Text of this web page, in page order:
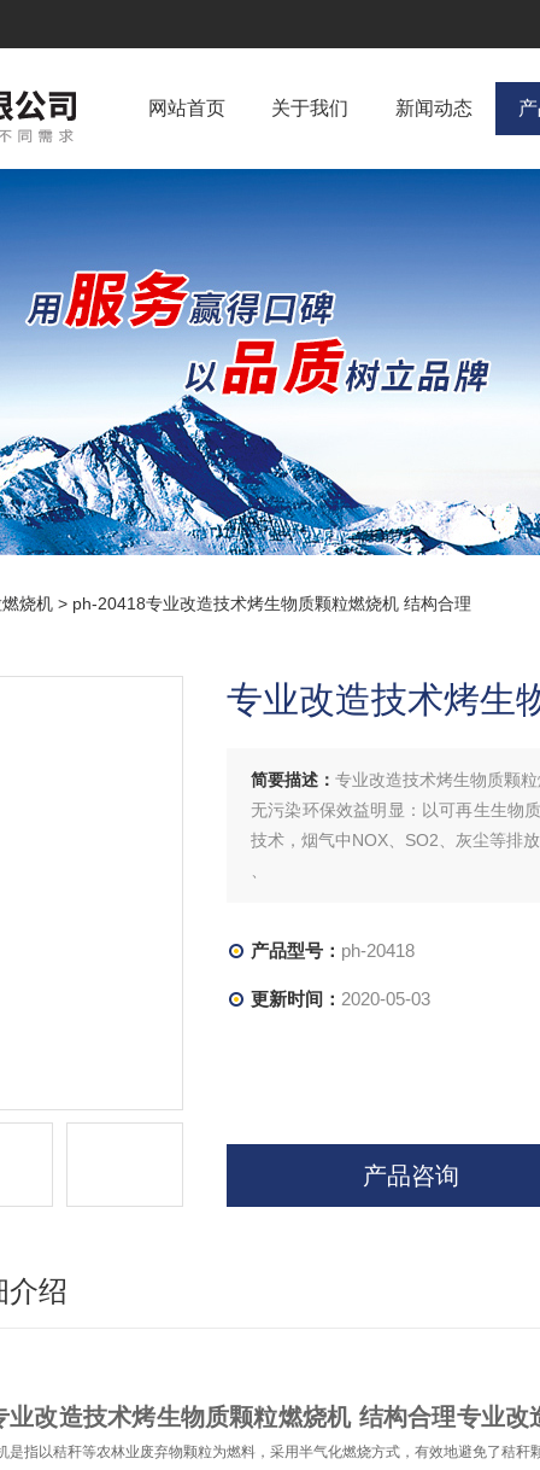
网站首页 关于我们 新闻动态
烧机 > ph-20418专业改造技术烤生物质颗粒燃烧机 结构合理
专业改造技术烤生
简要描述： 专业改造技术烤生物质颗
无污染环保效益明显：以可再生生物
技术，烟气中NOX、SO2、灰尘等排
加热温度高：技术采用二次
产品型号： ph-20418
更新时间： 2020-05-03
产品咨询
介绍
业改造技术烤生物质颗粒燃烧机 结构合理专业改
是指以秸秆等农林业废弃物颗粒为燃料，采用半气化燃烧方式，有效地避免了秸